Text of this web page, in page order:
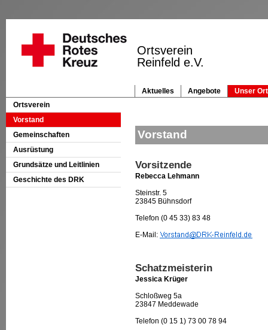
Ortsverein
Vorstand
Gemeinschaften
Ausrüstung
Grundsätze und Leitlinien
Geschichte des DRK
Vorstand
Vorsitzende
Rebecca Lehmann
Steinstr. 5
23845 Bühnsdorf
Telefon (0 45 33) 83 48
E-Mail:
Schatzmeisterin
Jessica Krüger
Schloßweg 5a
23847 Meddewade
Telefon (0 15 1) 73 00 78 94